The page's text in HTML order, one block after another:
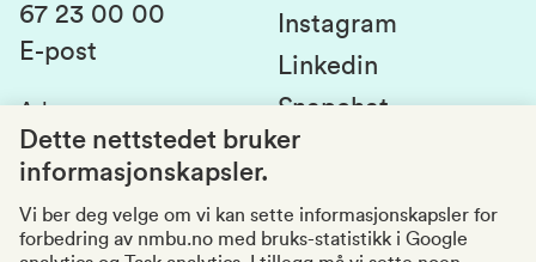
Studenttinget
Si fra om avvik
Kvalitet i utdanningen
67 23 00 00
E-post
Adresse:
Postboks 5003
1432 Ås
Organisasjonsnummer
969159570
Besøksadresser
Instagram
Linkedin
Snapchat
Dette nettstedet bruker
informasjonskapsler.
Vi ber deg velge om vi kan sette informasjonskapsler for
forbedring av nmbu.no med bruks-statistikk i Google